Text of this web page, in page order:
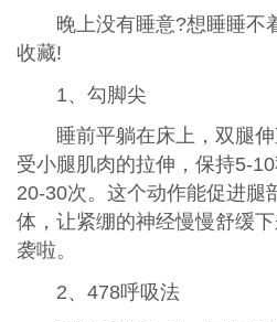
晚上没有睡意?想睡睡不
收藏!
1、勾脚尖
睡前平躺在床上，双腿
受小腿肌肉的拉伸，保持5-
20-30次。这个动作能促进腿
体，让紧绷的神经慢慢舒缓
袭啦。
2、478呼吸法